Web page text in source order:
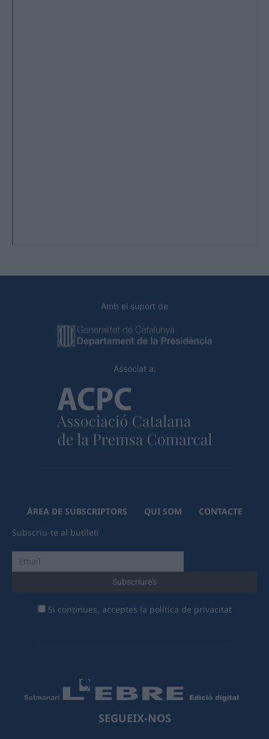
Amb el suport de
Associat a:
ÀREA DE SUBSCRIPTORS QUI SOM
CONTACTE
Subscriu-te al butlletí
Si continues, acceptes la política de privacitat
SEGUEIX-NOS